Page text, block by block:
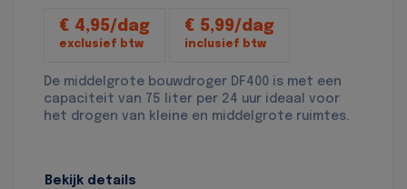
€ 4,95/dag
exclusief btw
€ 5,99/dag
inclusief btw
De middelgrote bouwdroger DF400 is met een
capaciteit van 75 liter per 24 uur ideaal voor
het drogen van kleine en middelgrote ruimtes.
Bekijk details